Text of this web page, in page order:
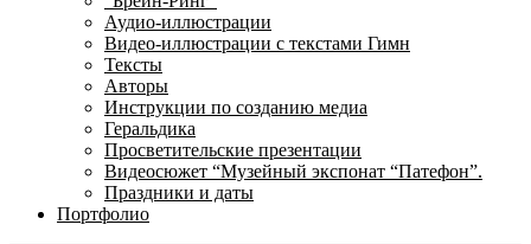
Аудио-иллюстрации
Видео-иллюстрации с текстами Гимн
Тексты
Авторы
Инструкции по созданию медиа
Геральдика
Просветительские презентации
Видеосюжет “Музейный экспонат “Патефон”.
Праздники и даты
Портфолио